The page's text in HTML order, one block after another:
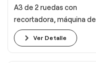
A3 de 2 ruedas con
recortadora, máquina de
laminación en caliente
para oficina
Ver Detalle